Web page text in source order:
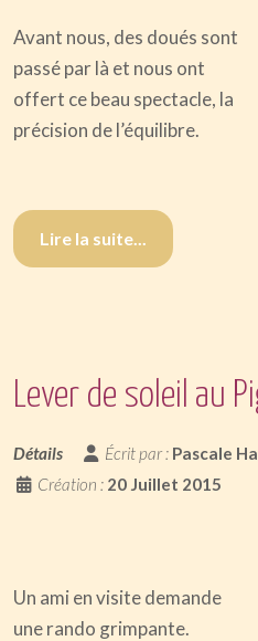
Avant nous, des doués sont
passé par là et nous ont
offert ce beau spectacle, la
précision de l’équilibre.
Lire la suite...
Lever de soleil au
Détails Écrit par : Pascale
Création : 20 Juillet 2015
Un ami en visite demande
une rando grimpante.